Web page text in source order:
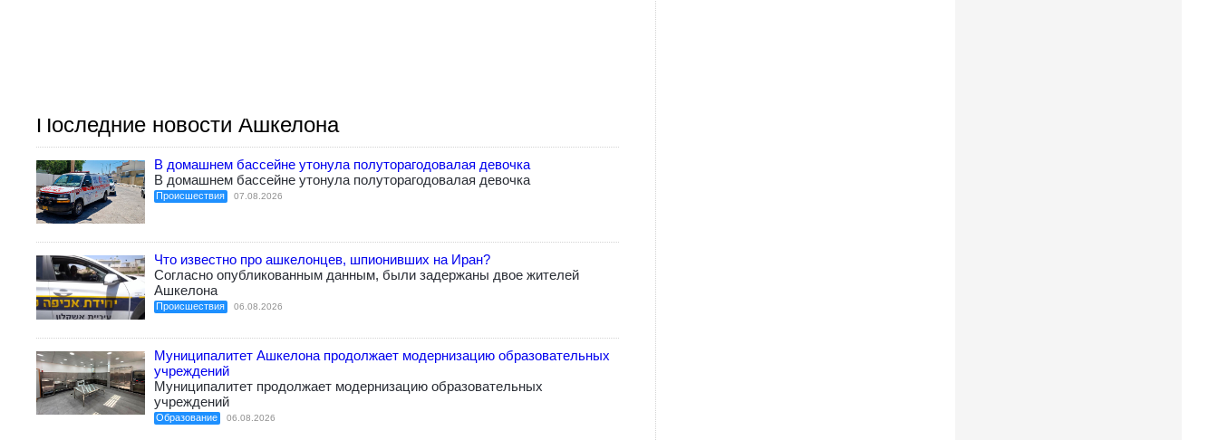
Последние новости Ашкелона
В домашнем бассейне утонула полуторагодовалая девочка
В домашнем бассейне утонула полуторагодовалая девочка
Происшествия 07.08.2026
Что известно про ашкелонцев, шпионивших на Иран?
Согласно опубликованным данным, были задержаны двое жителей
Ашкелона
Происшествия 06.08.2026
Муниципалитет Ашкелона продолжает модернизацию образовательных
учреждений
Муниципалитет продолжает модернизацию образовательных
учреждений
Образование 06.08.2026